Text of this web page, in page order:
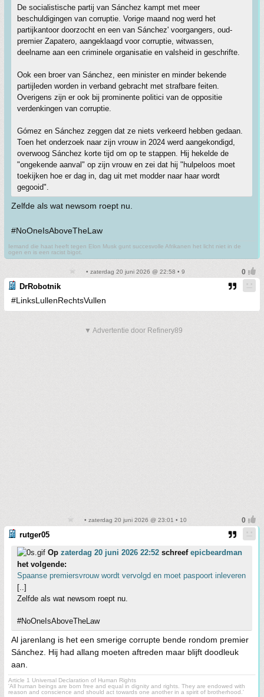
De socialistische partij van Sánchez kampt met meer
beschuldigingen van corruptie. Vorige maand nog werd het
partijkantoor doorzocht en een van Sánchez' voorgangers, oud-
premier Zapatero, aangeklaagd voor corruptie, witwassen,
deelname aan een criminele organisatie en valsheid in geschrifte.
Ook een broer van Sánchez, een minister en minder bekende
partijleden worden in verband gebracht met strafbare feiten.
Overigens zijn er ook bij prominente politici van de oppositie
verdenkingen van corruptie.
Gómez en Sánchez zeggen dat ze niets verkeerd hebben gedaan.
Toen het onderzoek naar zijn vrouw in 2024 werd aangekondigd,
overwoog Sánchez korte tijd om op te stappen. Hij hekelde de
"ongekende aanval" op zijn vrouw en zei dat hij "hulpeloos moet
toekijken hoe er dag in, dag uit met modder naar haar wordt
gegooid".
Zelfde als wat newsom roept nu.
#NoOneIsAboveTheLaw
Iemand die haat heeft tegen Elon Musk gunt succesvolle Afrikanen het licht niet in de
ogen en is een racist bigot.
• zaterdag 20 juni 2026 @ 22:58 • 9
DrRobotnik
#LinksLullenRechtsVullen
▼ Advertentie door Refinery89
• zaterdag 20 juni 2026 @ 23:01 • 10
rutger05
Op zaterdag 20 juni 2026 22:52 schreef epicbeardman
het volgende:
Spaanse premiersvrouw wordt vervolgd en moet paspoort inleveren
[..]
Zelfde als wat newsom roept nu.
#NoOneIsAboveTheLaw
Al jarenlang is het een smerige corrupte bende rondom premier
Sánchez. Hij had allang moeten aftreden maar blijft doodleuk
aan.
Article 1 Universal Declaration of Human Rights
'All human beings are born free and equal in dignity and rights. They are endowed with
reason and conscience and should act towards one another in a spirit of brotherhood.'